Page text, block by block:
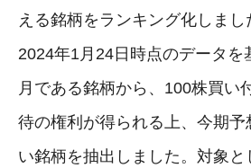
える銘柄をランキング化しまし
2024年1月24日時点のデータを
月である銘柄から、100株買い
待の権利が得られる上、今期予
い銘柄を抽出しました。対象